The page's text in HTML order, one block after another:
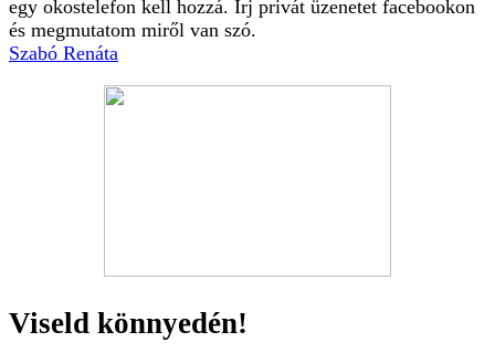
egy okostelefon kell hozzá. Írj privát üzenetet facebookon
és megmutatom miről van szó.
Szabó Renáta
Viseld könnyedén!